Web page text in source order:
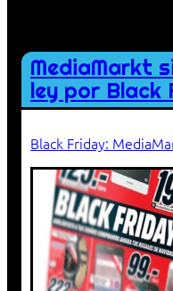
MediaMarkt
ley por Black
Black Friday: